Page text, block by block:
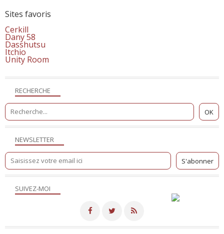
NEWSLETTER
SUIVEZ-MOI
RECHERCHE
Sites favoris
Cerkill
Dany 58
Dasshutsu
Itchio
Unity Room